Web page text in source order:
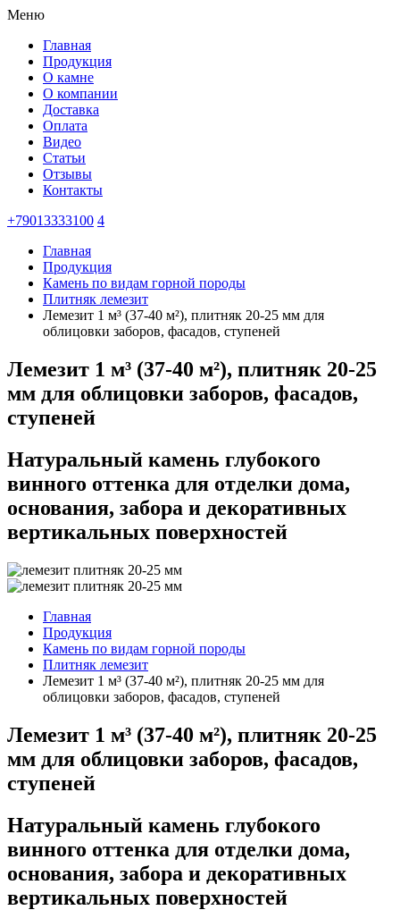
Меню
Главная
Продукция
О камне
О компании
Доставка
Оплата
Видео
Статьи
Отзывы
Контакты
+79013333100 4
Главная
Продукция
Камень по видам горной породы
Плитняк лемезит
Лемезит 1 м³ (37-40 м²), плитняк 20-25 мм для
облицовки заборов, фасадов, ступеней
Лемезит 1 м³ (37-40 м²), плитняк 20-25
мм для облицовки заборов, фасадов,
ступеней
Натуральный камень глубокого
винного оттенка для отделки дома,
основания, забора и декоративных
вертикальных поверхностей
Главная
Продукция
Камень по видам горной породы
Плитняк лемезит
Лемезит 1 м³ (37-40 м²), плитняк 20-25 мм для
облицовки заборов, фасадов, ступеней
Лемезит 1 м³ (37-40 м²), плитняк 20-25
мм для облицовки заборов, фасадов,
ступеней
Натуральный камень глубокого
винного оттенка для отделки дома,
основания, забора и декоративных
вертикальных поверхностей